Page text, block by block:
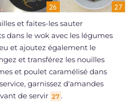
et faites-les sauter
dans le wok avec les légumes
et ajoutez également le
et transférez les nouilles
et poulet caramélisé dans
garnissez d'amandes
de servir 27 .